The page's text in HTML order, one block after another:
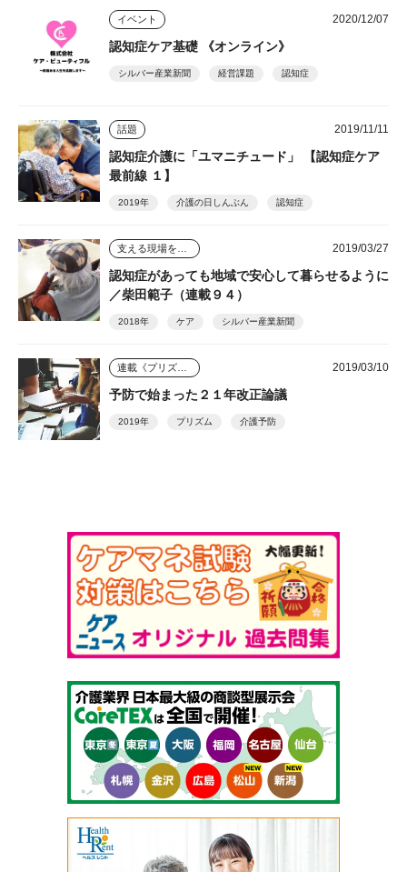
イベント 2020/12/07
認知症ケア基礎 《オンライン》
シルバー産業新聞 経営課題 認知症
話題 2019/11/11
認知症介護に「ユマニチュード」 【認知症ケア
最前線 １】
2019年 介護の日しんぶん 認知症
2019/03/27
認知症があっても地域で安心して暮らせるように
／柴田範子（連載９４）
2018年 ケア シルバー産業新聞
2019/03/10
予防で始まった２１年改正論議
2019年 プリズム 介護予防